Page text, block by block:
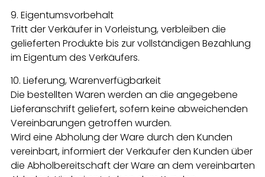
9. Eigentumsvorbehalt
Tritt der Verkäufer in Vorleistung, verbleiben die
gelieferten Produkte bis zur vollständigen Bezahlung
im Eigentum des Verkäufers.
10. Lieferung, Warenverfügbarkeit
Die bestellten Waren werden an die angegebene
Lieferanschrift geliefert, sofern keine abweichenden
Vereinbarungen getroffen wurden.
Wird eine Abholung der Ware durch den Kunden
vereinbart, informiert der Verkäufer den Kunden über
die Abholbereitschaft der Ware an dem vereinbarten